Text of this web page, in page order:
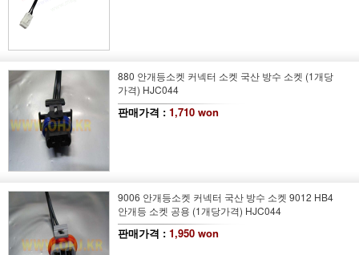
880 안개등소켓 커넥터 소켓 국산 방수 소켓 (1개당
가격) HJC044
판매가격 : 1,710 won
9006 안개등소켓 커넥터 국산 방수 소켓 9012 HB4
안개등 소켓 공용 (1개당가격) HJC044
판매가격 : 1,950 won